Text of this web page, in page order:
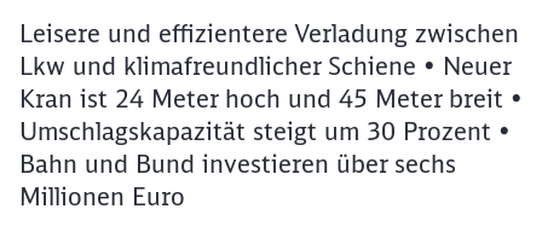
Leisere und effizientere Verladung zwischen
Lkw und klimafreundlicher Schiene • Neuer
Kran ist 24 Meter hoch und 45 Meter breit •
Umschlagskapazität steigt um 30 Prozent •
Bahn und Bund investieren über sechs
Millionen Euro